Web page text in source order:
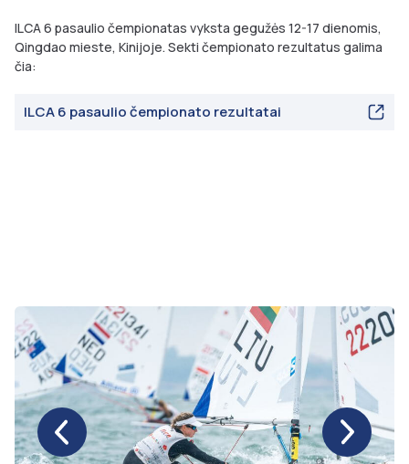
ILCA 6 pasaulio čempionatas vyksta gegužės 12-17 dienomis,
Qingdao mieste, Kinijoje. Sekti čempionato rezultatus galima
čia:
ILCA 6 pasaulio čempionato rezultatai